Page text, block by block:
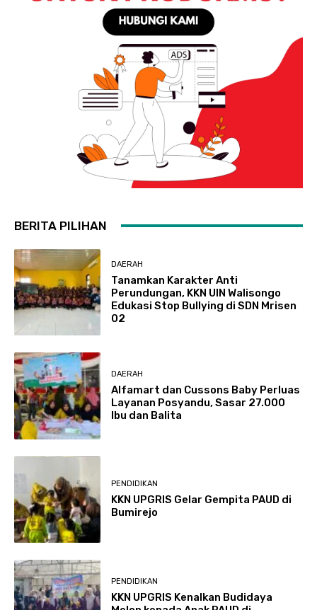
BERITA PILIHAN
DAERAH
Tanamkan Karakter Anti
Perundungan, KKN UIN Walisongo
Edukasi Stop Bullying di SDN Mrisen
02
DAERAH
Alfamart dan Cussons Baby Perluas
Layanan Posyandu, Sasar 27.000
Ibu dan Balita
PENDIDIKAN
KKN UPGRIS Gelar Gempita PAUD di
Bumirejo
PENDIDIKAN
KKN UPGRIS Kenalkan Budidaya